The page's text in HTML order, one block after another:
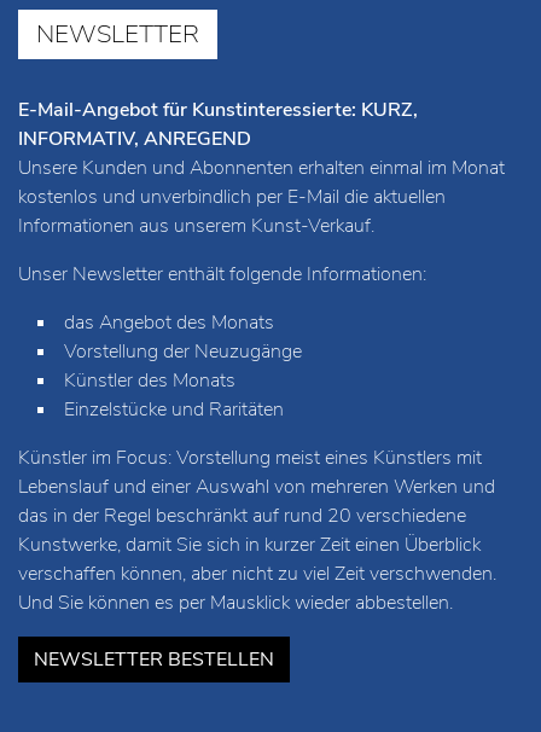
NEWSLETTER
E-Mail-Angebot für Kunstinteressierte: KURZ,
INFORMATIV, ANREGEND
Unsere Kunden und Abonnenten erhalten einmal im Monat
kostenlos und unverbindlich per E-Mail die aktuellen
Informationen aus unserem Kunst-Verkauf.
Unser Newsletter enthält folgende Informationen:
das Angebot des Monats
Vorstellung der Neuzugänge
Künstler des Monats
Einzelstücke und Raritäten
Künstler im Focus: Vorstellung meist eines Künstlers mit
Lebenslauf und einer Auswahl von mehreren Werken und
das in der Regel beschränkt auf rund 20 verschiedene
Kunstwerke, damit Sie sich in kurzer Zeit einen Überblick
verschaffen können, aber nicht zu viel Zeit verschwenden.
Und Sie können es per Mausklick wieder abbestellen.
NEWSLETTER BESTELLEN